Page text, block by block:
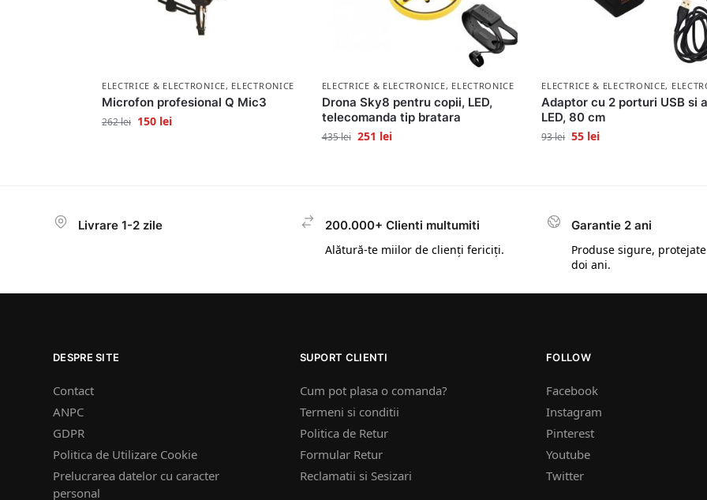
ELECTRICE & ELECTRONICE, ELECTRONICE
Microfon profesional Q Mic3
262lei 150 lei
ELECTRICE & ELECTRONICE, ELECTRONICE
Drona Sky8 pentru copii, LED,
telecomanda tip bratara
435lei 251 lei
ELECTRICE & ELECTRONICE,
Adaptor cu 2 porturi USB si
LED, 80 cm
93lei 55 lei
Livrare 1-2 zile
200.000+ Clienti multumiti
Alătură-te miilor de clienți fericiți.
Garantie 2 ani
Produse sigure,
doi ani.
DESPRE SITE
Contact
ANPC
GDPR
Politica de Utilizare Cookie
Prelucrarea datelor cu caracter
personal
SUPORT CLIENTI
Cum pot plasa o comanda?
Termeni si conditii
Politica de Retur
Formular Retur
Reclamatii si Sesizari
FOLLOW
Facebook
Instagram
Pinterest
Youtube
Twitter